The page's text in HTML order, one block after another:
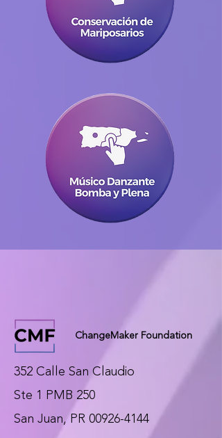
ChangeMaker Foundation
352 Calle San Claudio
Ste 1 PMB 250
San Juan, PR 00926-4144